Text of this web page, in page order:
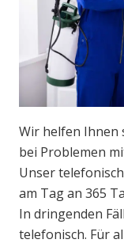
Wir helfen Ihnen
bei Problemen
Unser telefonische Auftragsannahme ist 24
am Tag an 365 Tagen im
In dringenden
telefonisch. Für